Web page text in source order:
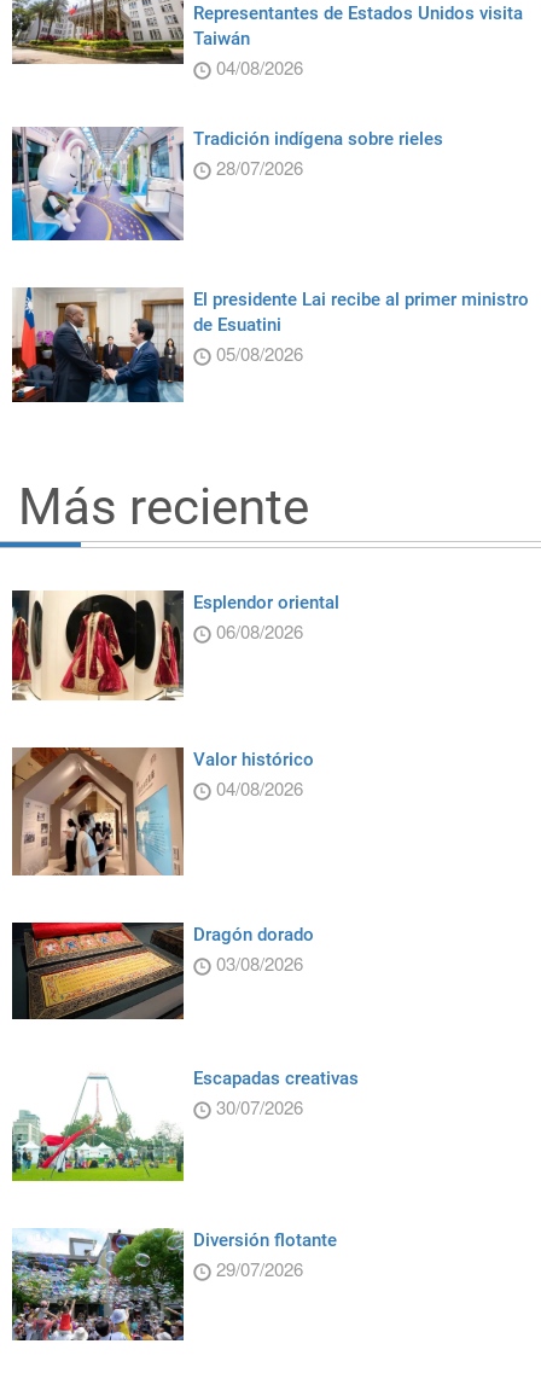
Representantes de Estados Unidos visita
Taiwán
04/08/2026
Tradición indígena sobre rieles
28/07/2026
El presidente Lai recibe al primer ministro
de Esuatini
05/08/2026
Más reciente
Esplendor oriental
06/08/2026
Valor histórico
04/08/2026
Dragón dorado
03/08/2026
Escapadas creativas
30/07/2026
Diversión flotante
29/07/2026